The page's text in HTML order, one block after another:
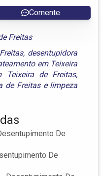
Comente
Freitas
, desentupidora
em Teixeira
Teixeira de Freitas,
de Freitase limpeza
De
De